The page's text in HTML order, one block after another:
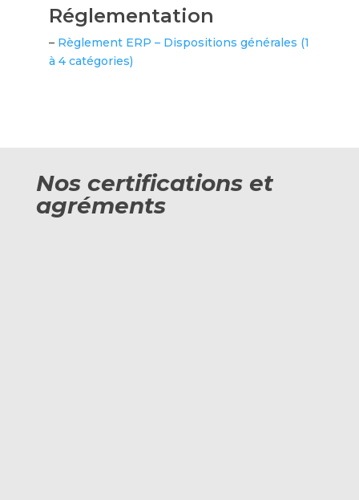
Réglementation
– Règlement ERP – Dispositions générales (1
à 4 catégories)
Nos certifications et
agréments